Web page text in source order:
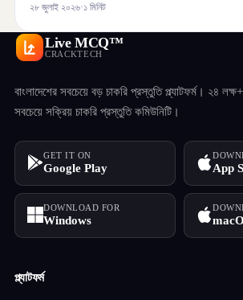
২৮ জুলাই ২০২৬·১ মিনিট
Live MCQ™
CRACKTECH
বাংলাদেশের সবচেয়ে বড় চাকরি প্রস্তুতি প্ল্যাটফর্ম। ২৪
সবচেয়ে সক্রিয় চাকরি প্রস্তুতি কমিউনিটি।
GET IT ON
Google Play App
DOWNLOAD FOR
Windows
প্ল্যাটফর্ম